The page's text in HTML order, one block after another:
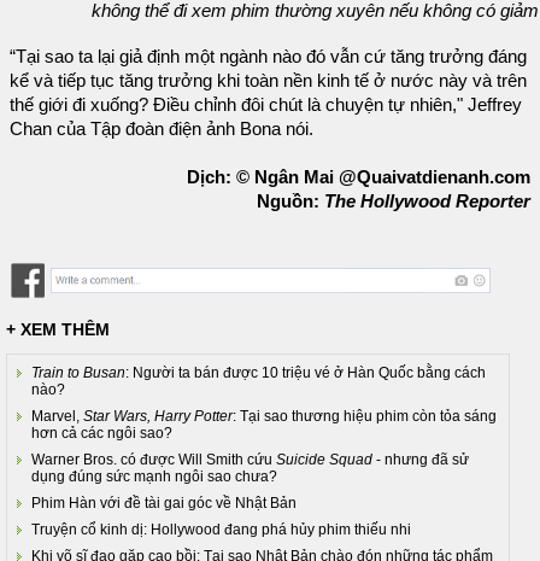
không thể đi xem phim thường xuyên nếu không có
“Tại sao ta lại giả định một ngành nào đó vẫn cứ tăng trưởng đáng
kể và tiếp tục tăng trưởng khi toàn nền kinh tế ở nước này và trên
thế giới đi xuống? Điều chỉnh đôi chút là chuyện tự nhiên," Jeffrey
Chan của Tập đoàn điện ảnh Bona nói.
Dịch: © Ngân Mai @Quaivatdienanh.com
Nguồn: The Hollywood Reporter
+ XEM THÊM
Train to Busan: Người ta bán được 10 triệu vé ở Hàn Quốc bằng cách
nào?
Marvel, Star Wars, Harry Potter: Tại sao thương hiệu phim còn tỏa sáng
hơn cả các ngôi sao?
Warner Bros. có được Will Smith cứu Suicide Squad - nhưng đã sử
dụng đúng sức mạnh ngôi sao chưa?
Phim Hàn với đề tài gai góc về Nhật Bản
Truyện cổ kinh dị: Hollywood đang phá hủy phim thiếu nhi
Khi võ sĩ đạo gặp cao bồi: Tại sao Nhật Bản chào đón những tác phẩm